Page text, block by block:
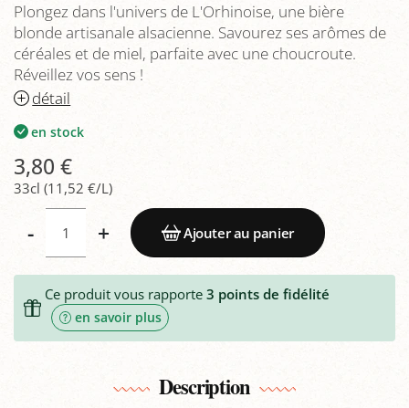
Plongez dans l'univers de L'Orhinoise, une bière
blonde artisanale alsacienne. Savourez ses arômes de
céréales et de miel, parfaite avec une choucroute.
Réveillez vos sens !
détail
en stock
3,80 €
33cl (11,52 €/L)
- + Ajouter au panier
Ce produit vous rapporte 3 points de fidélité
en savoir plus
Description